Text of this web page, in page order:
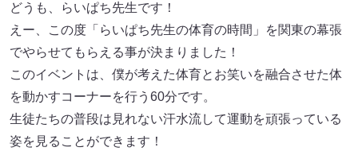
どうも、らいぱち先生です！
えー、この度「らいぱち先生の体育の時間」を関東の幕張
でやらせてもらえる事が決まりました！
このイベントは、僕が考えた体育とお笑いを融合させた体
を動かすコーナーを行う60分です。
生徒たちの普段は見れない汗水流して運動を頑張っている
姿を見ることができます！